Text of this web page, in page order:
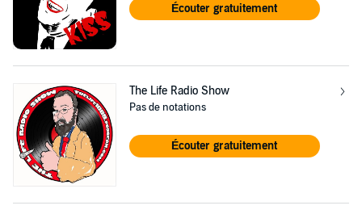
Écouter gratuitement
The Life Radio Show
Pas de notations
Écouter gratuitement